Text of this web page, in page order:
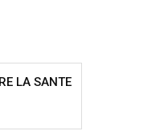
LA SANTE